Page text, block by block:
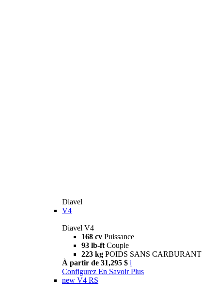
Diavel
V4
Diavel V4
168 cv Puissance
93 lb-ft Couple
223 kg POIDS SANS CARBURANT
À partir de 31,295 $ i
Configurez En Savoir Plus
new V4 RS